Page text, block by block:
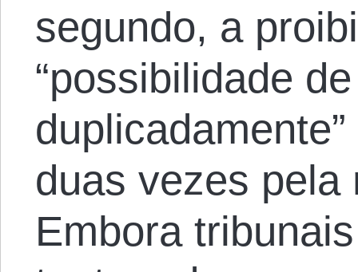
segundo, a
“possibilidade
duas vezes pela
Embora